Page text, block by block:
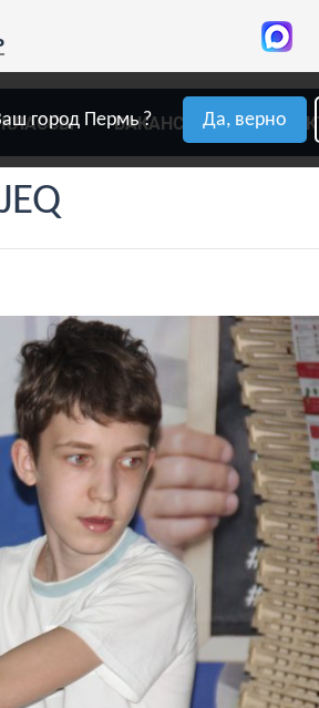
город Пермь ? Да, верно
ВАКАНСИИ